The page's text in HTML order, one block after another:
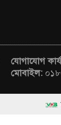
যোগাযোগ
মোবাইল:
| Theme